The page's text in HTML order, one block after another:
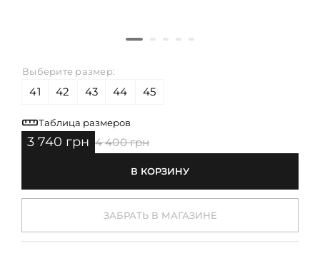
Выберите размер:
41 42 43 44 45
Таблица размеров
3 740 грн 4 400 грн
В КОРЗИНУ
ЗАБРАТЬ В МАГАЗИНЕ